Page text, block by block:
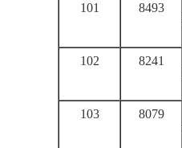
101
8493
102
8241
103
8079